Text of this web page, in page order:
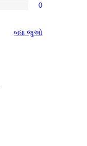
0
બધા સમીક્ષાઓ
જુઓ